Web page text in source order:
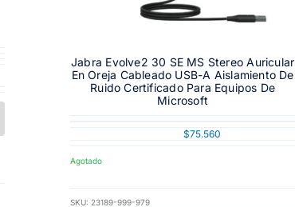
Jabra Evolve2 30 SE MS Stereo Auricular
En Oreja Cableado USB-A Aislamiento De
Ruido Certificado Para Equipos De
Microsoft
$75.560
Agotado
SKU: 23189-999-979